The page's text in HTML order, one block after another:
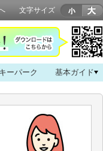
文字サイズ
ーパーク 基本ガイド